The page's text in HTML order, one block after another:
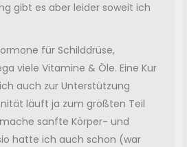
gibt es aber leider soweit ich
für Schilddrüse,
viele Vitamine & Öle. Eine Kur
auch zur Unterstützung
läuft ja zum größten Teil
sanfte Körper- und
hatte ich auch schon (war